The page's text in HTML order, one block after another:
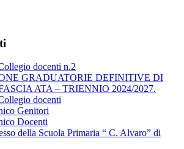
docenti n.2
GRADUATORIE DEFINITIVE DI
ATA – TRIENNIO 2024/2027.
docenti
Genitori
Docenti
della Scuola Primaria “ C. Alvaro” di